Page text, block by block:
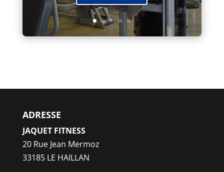
ADRESSE
JAQUET FITNESS
20 Rue Jean Mermoz
33185 LE HAILLAN